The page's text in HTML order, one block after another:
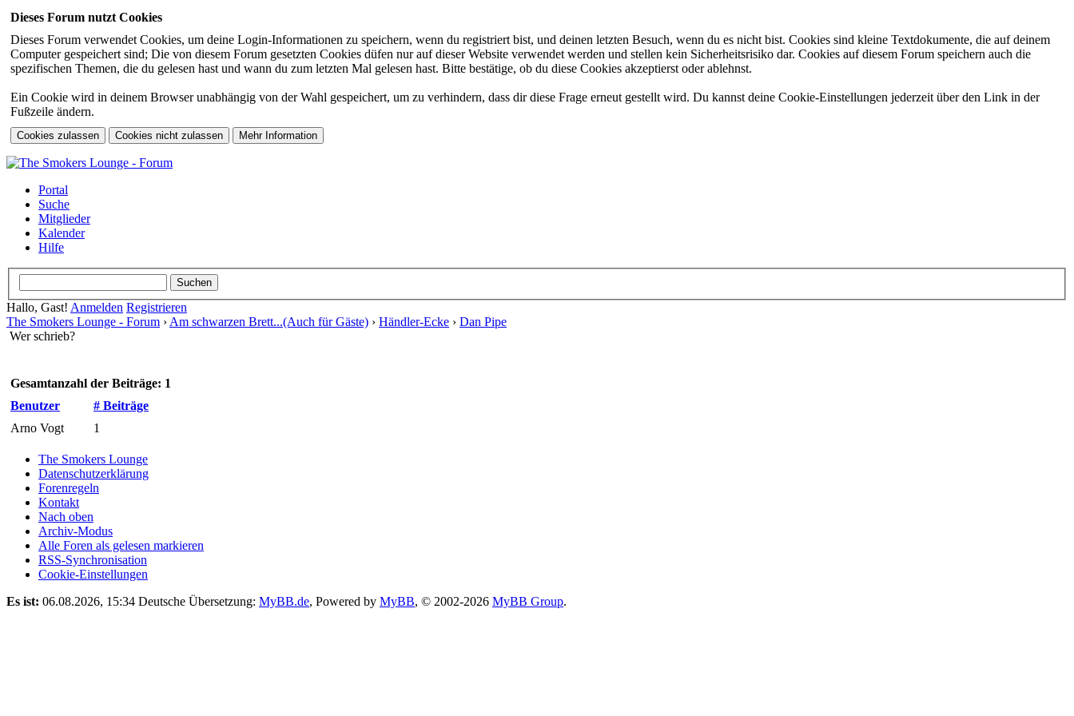
Dieses Forum nutzt Cookies
Dieses Forum verwendet Cookies, um deine Login-Informationen zu speichern, wenn du registriert bist, und deinen letzten Besuch, wenn du es nicht bist. Cookies sind kleine Textdokumente, die auf deinem
Computer gespeichert sind; Die von diesem Forum gesetzten Cookies düfen nur auf dieser Website verwendet werden und stellen kein Sicherheitsrisiko dar. Cookies auf diesem Forum speichern auch die
spezifischen Themen, die du gelesen hast und wann du zum letzten Mal gelesen hast. Bitte bestätige, ob du diese Cookies akzeptierst oder ablehnst.
Ein Cookie wird in deinem Browser unabhängig von der Wahl gespeichert, um zu verhindern, dass dir diese Frage erneut gestellt wird. Du kannst deine Cookie-Einstellungen jederzeit über den Link in der
Fußzeile ändern.
Portal
Suche
Mitglieder
Kalender
Hilfe
Hallo, Gast! Anmelden Registrieren
The Smokers Lounge - Forum › Am schwarzen Brett...(Auch für Gäste) › Händler-Ecke › Dan Pipe
Wer schrieb?
Gesamtanzahl der Beiträge: 1
Benutzer
# Beiträge
Arno Vogt
1
The Smokers Lounge
Datenschutzerklärung
Forenregeln
Kontakt
Nach oben
Archiv-Modus
Alle Foren als gelesen markieren
RSS-Synchronisation
Cookie-Einstellungen
Es ist: 06.08.2026, 15:34 Deutsche Übersetzung: MyBB.de, Powered by MyBB, © 2002-2026 MyBB Group.